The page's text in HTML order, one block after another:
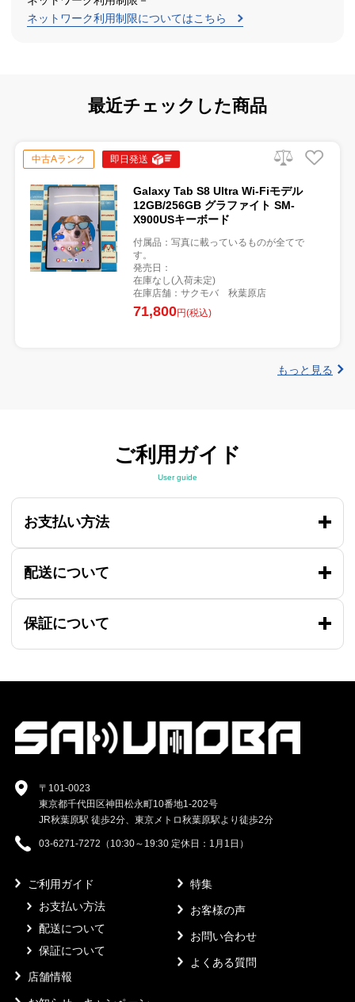
ネットワーク利用制限についてはこちら
最近チェックした商品
中古Aランク 即日発送
Galaxy Tab S8 Ultra Wi-Fiモデル
12GB/256GB グラファイト SM-
X900USキーボード
付属品：写真に載っているものが全てで
す。
発売日：
在庫なし(入荷未定)
在庫店舗：サクモバ 秋葉原店
71,800円(税込)
もっと見る
ご利用ガイド
User guide
お支払い方法
配送について
保証について
〒101-0023
東京都千代田区神田松永町10番地1-202号
JR秋葉原駅 徒歩2分、東京メトロ秋葉原駅より徒歩2分
03-6271-7272（10:30～19:30 定休日：1月1日）
ご利用ガイド
お支払い方法
配送について
保証について
店舗情報
特集
お客様の声
お問い合わせ
よくある質問